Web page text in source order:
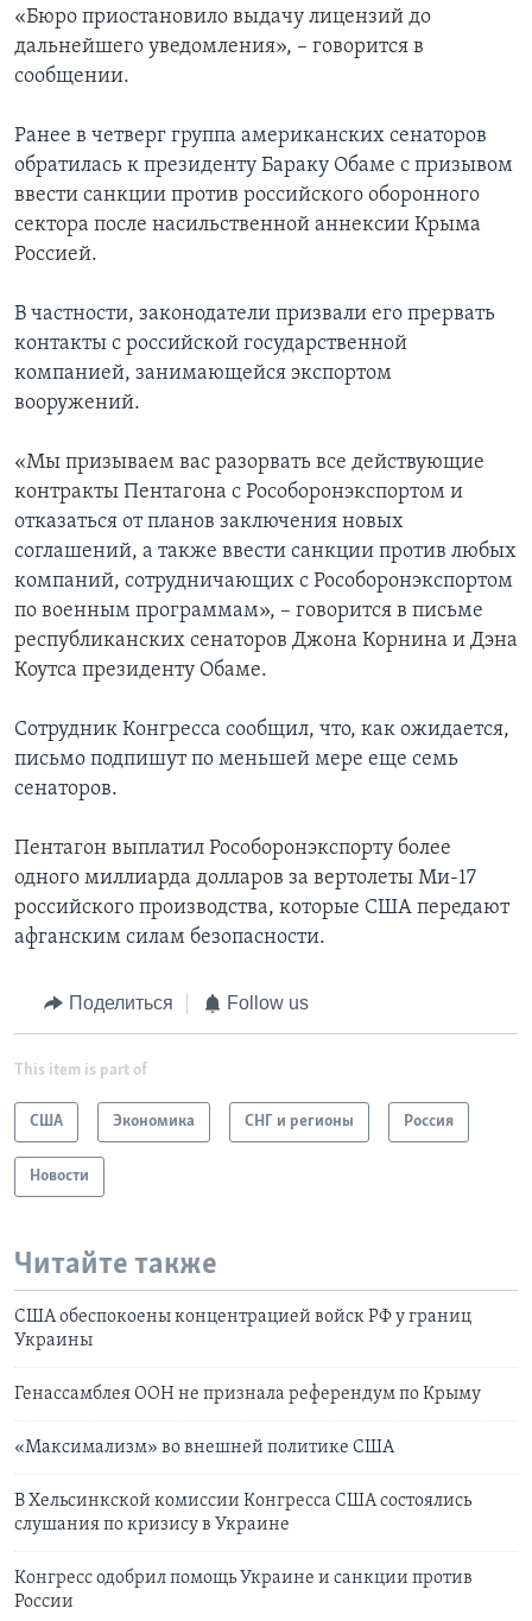
«Бюро приостановило выдачу лицензий до
дальнейшего уведомления», – говорится в
сообщении.
Ранее в четверг группа американских сенаторов
обратилась к президенту Бараку Обаме с призывом
ввести санкции против российского оборонного
сектора после насильственной аннексии Крыма
Россией.
В частности, законодатели призвали его прервать
контакты с российской государственной
компанией, занимающейся экспортом
вооружений.
«Мы призываем вас разорвать все действующие
контракты Пентагона с Рособоронэкспортом и
отказаться от планов заключения новых
соглашений, а также ввести санкции против любых
компаний, сотрудничающих с Рособоронэкспортом
по военным программам», – говорится в письме
республиканских сенаторов Джона Корнина и Дэна
Коутса президенту Обаме.
Сотрудник Конгресса сообщил, что, как ожидается,
письмо подпишут по меньшей мере еще семь
сенаторов.
Пентагон выплатил Рособоронэкспорту более
одного миллиарда долларов за вертолеты Ми-17
российского производства, которые США передают
афганским силам безопасности.
Поделиться Follow us
This item is part of
США Экономика СНГ и регионы Россия
Новости
Читайте также
США обеспокоены концентрацией войск РФ у границ
Украины
Генассамблея ООН не признала референдум по Крыму
«Максимализм» во внешней политике США
В Хельсинкской комиссии Конгресса США состоялись
слушания по кризису в Украине
Конгресс одобрил помощь Украине и санкции против
России